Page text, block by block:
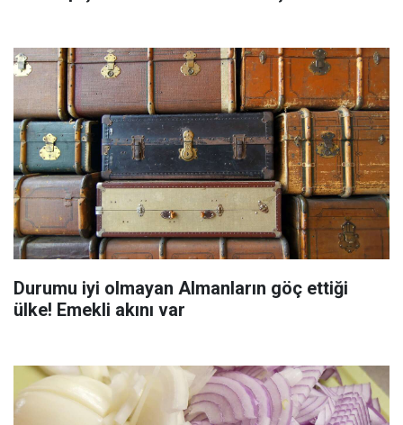
Durumu iyi olmayan Almanların göç ettiği
ülke! Emekli akını var